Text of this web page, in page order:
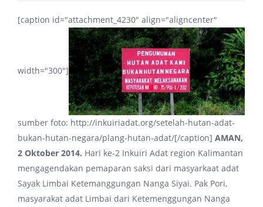
[caption id="attachment_4230" align="aligncenter"
width="300"]
sumber foto: http://inkuiriadat.org/setelah-hutan-adat-
bukan-hutan-negara/plang-hutan-adat/[/caption] AMAN,
2 Oktober 2014. Hari ke-2 Inkuiri Adat region Kalimantan
mengagendakan pemaparan saksi dari masyarkaat adat
Sayak Limbai Ketemanggungan Nanga Siyai. Pak Pori,
masyarakat adat Limbai dari Ketemenggungan Nanga